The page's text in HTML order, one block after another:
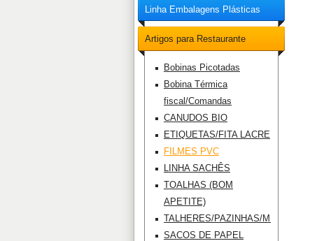
Linha Embalagens Plásticas
Artigos para Restaurante
Bobinas Picotadas
Bobina Térmica
fiscal/Comandas
CANUDOS BIO
ETIQUETAS/FITA LACRE
FILMES PVC
LINHA SACHÊS
TOALHAS (BOM
APETITE)
TALHERES/PAZINHAS/MEXEDORES
SACOS DE PAPEL